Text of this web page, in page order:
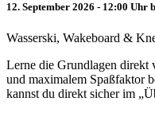
12. September 2026 - 12:00 Uhr
Wasserski, Wakeboard &
Lerne die Grundlagen direkt
und maximalem Spaßfaktor
kannst du direkt sicher im